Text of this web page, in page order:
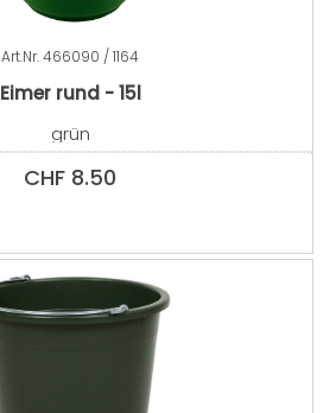
Art.Nr.466090 / 1164
Eimer rund - 15l
grün
CHF 8.50